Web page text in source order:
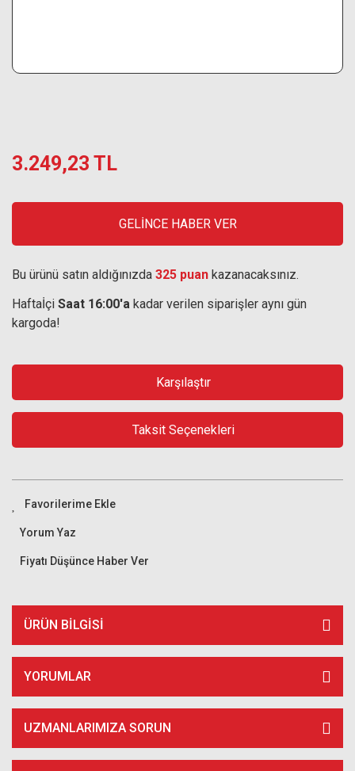
3.249,23 TL
GELİNCE HABER VER
Bu ürünü satın aldığınızda 325 puan kazanacaksınız.
Haftaİçi Saat 16:00'a kadar verilen siparişler aynı gün
kargoda!
Karşılaştır
Taksit Seçenekleri
Yorum Yaz
Fiyatı Düşünce Haber Ver
ÜRÜN BILGISI
YORUMLAR
UZMANLARIMIZA SORUN